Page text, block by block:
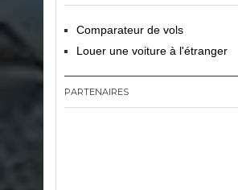
Comparateur de vols
Louer une voiture à l'étranger
PARTENAIRES